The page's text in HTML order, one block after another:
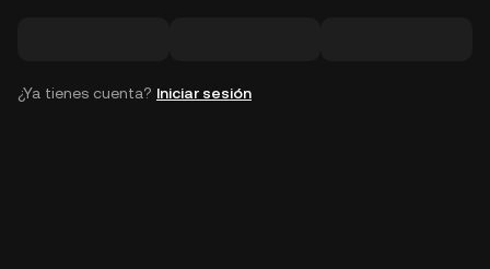
¿Ya tienes cuenta? Iniciar sesión